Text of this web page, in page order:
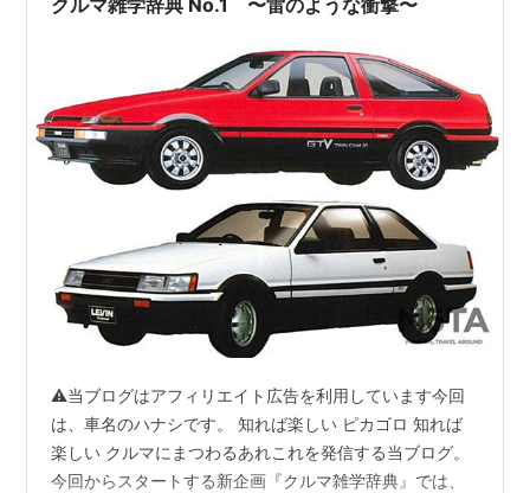
クルマ雑学辞典 No.1 〜雷のような衝撃〜
⚠当ブログはアフィリエイト広告を利用しています今回
は、車名のハナシです。 知れば楽しい ピカゴロ 知れば
楽しい クルマにまつわるあれこれを発信する当ブログ。
今回からスタートする新企画『クルマ雑学辞典』では、